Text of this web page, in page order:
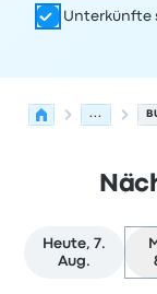
Unterkünfte
...
Heute, 7.
Aug.